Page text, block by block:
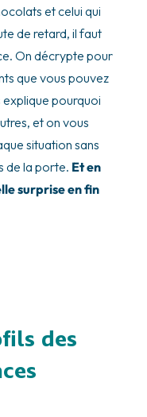
et celui qui
de retard, il faut
On décrypte pour
que vous pouvez
pourquoi
et on vous
situation sans
de la porte. Et en
surprise en fin
des